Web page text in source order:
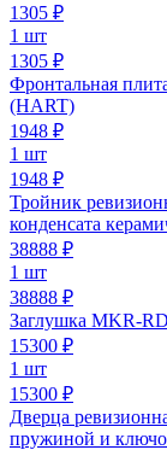
1305 ₽
1 шт
1305 ₽
Фронтальная
(HART)
1948 ₽
1 шт
1948 ₽
Тройник
конденсата
38888 ₽
1 шт
38888 ₽
Заглушка MKR-
15300 ₽
1 шт
15300 ₽
Дверца
пружиной и